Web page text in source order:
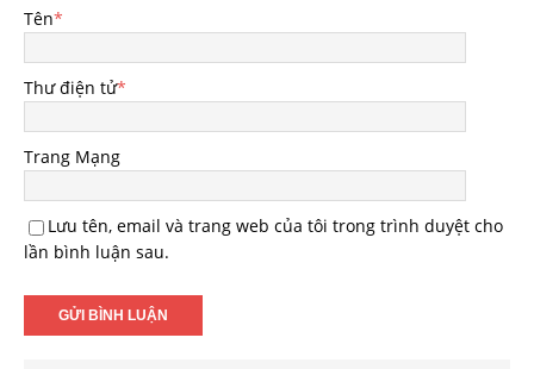
Tên*
Thư điện tử*
Trang Mạng
Lưu tên, email và trang web của tôi trong trình duyệt cho
lần bình luận sau.